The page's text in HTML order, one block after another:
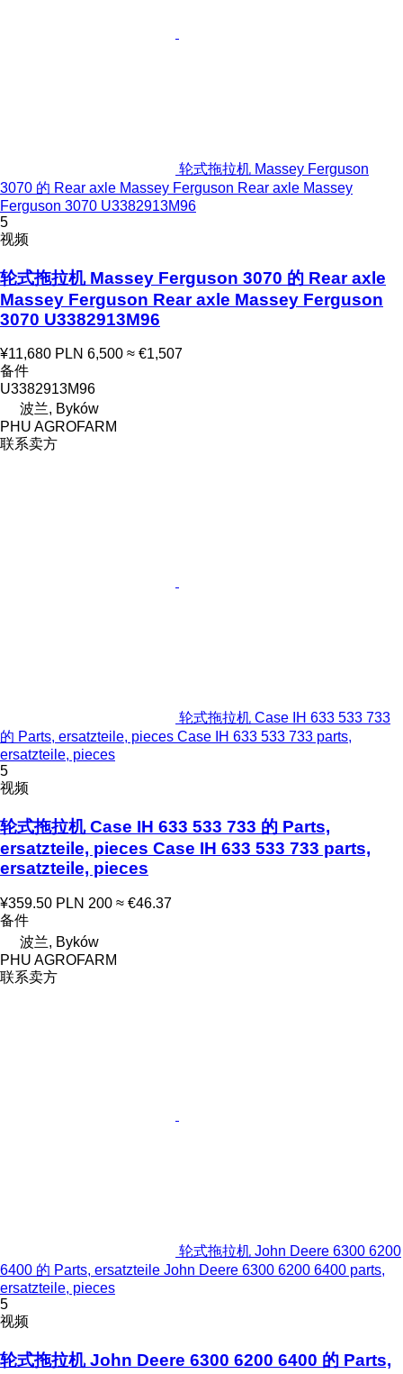
轮式拖拉机 Massey Ferguson
3070 的 Rear axle Massey Ferguson Rear axle Massey
Ferguson 3070 U3382913M96
5
视频
轮式拖拉机 Massey Ferguson 3070 的 Rear axle
Massey Ferguson Rear axle Massey Ferguson
3070 U3382913M96
¥11,680 PLN 6,500 ≈ €1,507
备件
U3382913M96
波兰, Byków
PHU AGROFARM
联系卖方
轮式拖拉机 Case IH 633 533 733
的 Parts, ersatzteile, pieces Case IH 633 533 733 parts,
ersatzteile, pieces
5
视频
轮式拖拉机 Case IH 633 533 733 的 Parts,
ersatzteile, pieces Case IH 633 533 733 parts,
ersatzteile, pieces
¥359.50 PLN 200 ≈ €46.37
备件
波兰, Byków
PHU AGROFARM
联系卖方
轮式拖拉机 John Deere 6300 6200
6400 的 Parts, ersatzteile John Deere 6300 6200 6400 parts,
ersatzteile, pieces
5
视频
轮式拖拉机 John Deere 6300 6200 6400 的 Parts,